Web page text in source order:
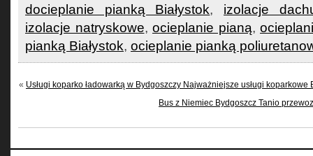
docieplanie pianką Białystok, izolacje
izolacje natryskowe, ocieplanie pianą,
pianką Białystok, ocieplanie pianką
« Usługi koparko ładowarką w Bydgoszczy Najważniejsze usługi koparkowe
Bus z Niemiec Bydgoszcz Tanio